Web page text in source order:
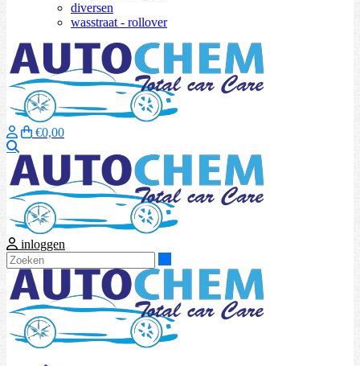
diversen
wasstraat - rollover
€0,00
inloggen